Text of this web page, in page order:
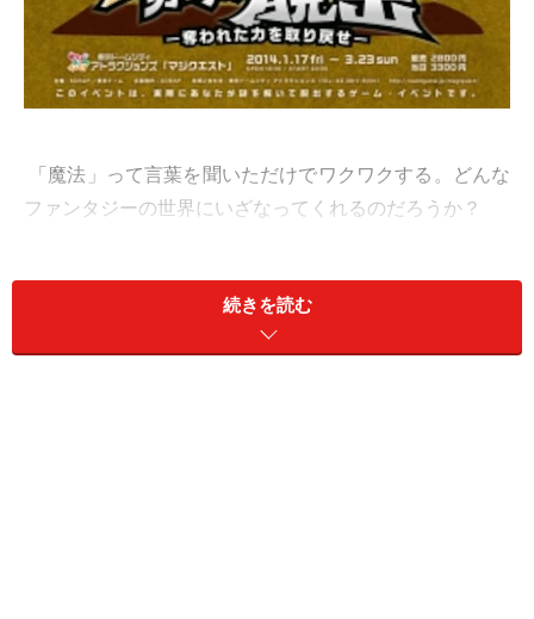
「魔法」って言葉を聞いただけでワクワクする。どんな
ファンタジーの世界にいざなってくれるのだろうか？
場所は東京ドームのお膝元、東京ドームシティアトラク
ション内にある「マジクエスト」。マジクエストは魔法
をテーマにした探索型アトラクション。通常営業が終わ
続きを読む